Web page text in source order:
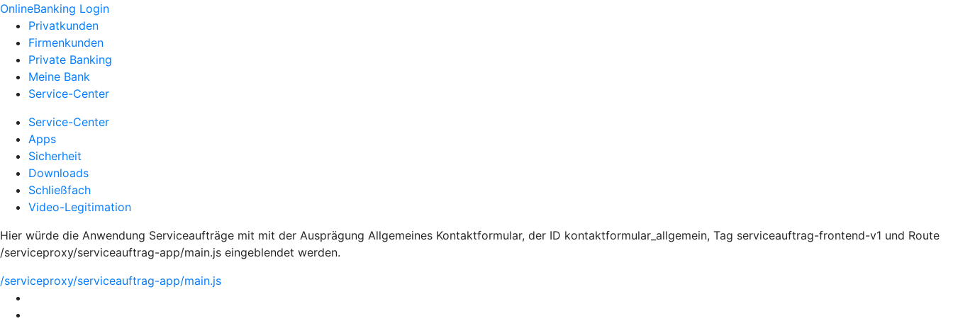
OnlineBanking Login
Privatkunden
Firmenkunden
Private Banking
Meine Bank
Service-Center
Service-Center
Apps
Sicherheit
Downloads
Schließfach
Video-Legitimation
Hier würde die Anwendung Serviceaufträge mit mit der Ausprägung Allgemeines Kontaktformular, der ID kontaktformular_allgemein, Tag serviceauftrag-frontend-v1 und Route
/serviceproxy/serviceauftrag-app/main.js eingeblendet werden.
/serviceproxy/serviceauftrag-app/main.js